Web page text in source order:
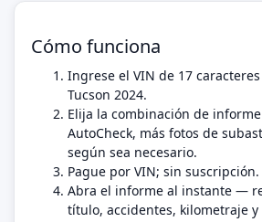
Cómo funciona
Ingrese el VIN de 17
Tucson 2024.
Elija la combinación de informe
AutoCheck, más fotos de
según sea necesario.
Pague por VIN; sin suscripción.
Abra el informe al instante —
título, accidentes, kilometraje y